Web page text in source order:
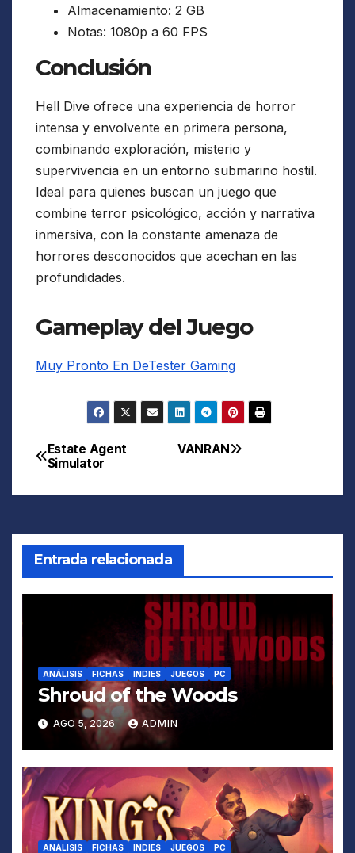
Almacenamiento: 2 GB
Notas: 1080p a 60 FPS
Conclusión
Hell Dive ofrece una experiencia de horror
intensa y envolvente en primera persona,
combinando exploración, misterio y
supervivencia en un entorno submarino hostil.
Ideal para quienes buscan un juego que
combine terror psicológico, acción y narrativa
inmersiva, con la constante amenaza de
horrores desconocidos que acechan en las
profundidades.
Gameplay del Juego
Muy Pronto En DeTester Gaming
Navegación
de
VANRAN
Estate Agent
Simulator
Entrada relacionada
ANÁLISIS FICHAS INDIES JUEGOS PC
Shroud of the Woods
AGO 5, 2026 ADMIN
ANÁLISIS FICHAS INDIES JUEGOS PC